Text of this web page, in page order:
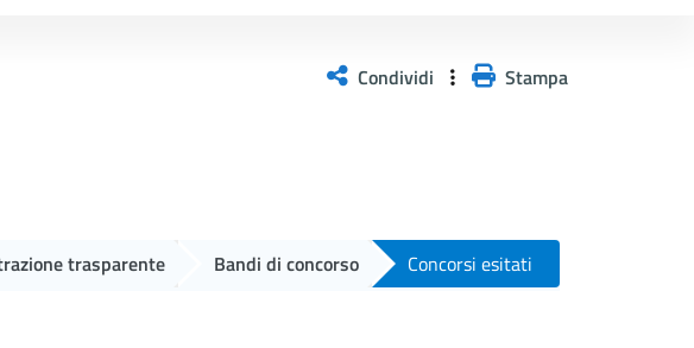
Condividi Stampa
trasparente Bandi di concorso Concorsi esitati